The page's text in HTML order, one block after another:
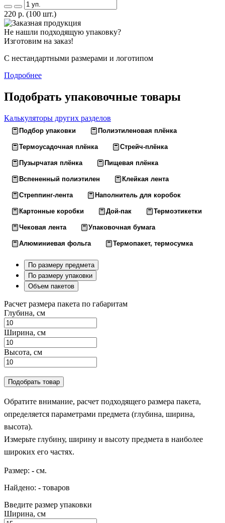
220 р. (100 шт.)
Не нашли подходящую упаковку?
Изготовим на заказ!
С нестандартными размерами и логотипом
Подробнее
Подобрать упаковочные товары
Калькуляторы других разделов
Подбор упаковки Полиэтиленовая плёнка
Термоусадочная плёнка Стрейч-плёнка
Пузырчатая плёнка Пищевая плёнка
Вспененный полиэтилен Клейкая лента
Стреппинг-лента Наполнитель для коробок
Картонные коробки Дой-пак Термоэтикетки
Чековая лента Упаковочная бумага
Алюминиевая фольга Термопакет, термосумка
По размеру предмета
По размеру упаковки
Объем пакетов
Расчет размера пакета по габаритам
Глубина, см
Ширина, см
Высота, см
Подобрать товар
Обратите внимание, расчет подходящего размера пакета,
определяется параметрами предмета (глубина, ширина,
высота).
Измерьте глубину, ширину и высоту предмета в наиболее
широких его частях.
Размер: - см.
Найдено: - товаров
Введите размер упаковки
Ширина, см